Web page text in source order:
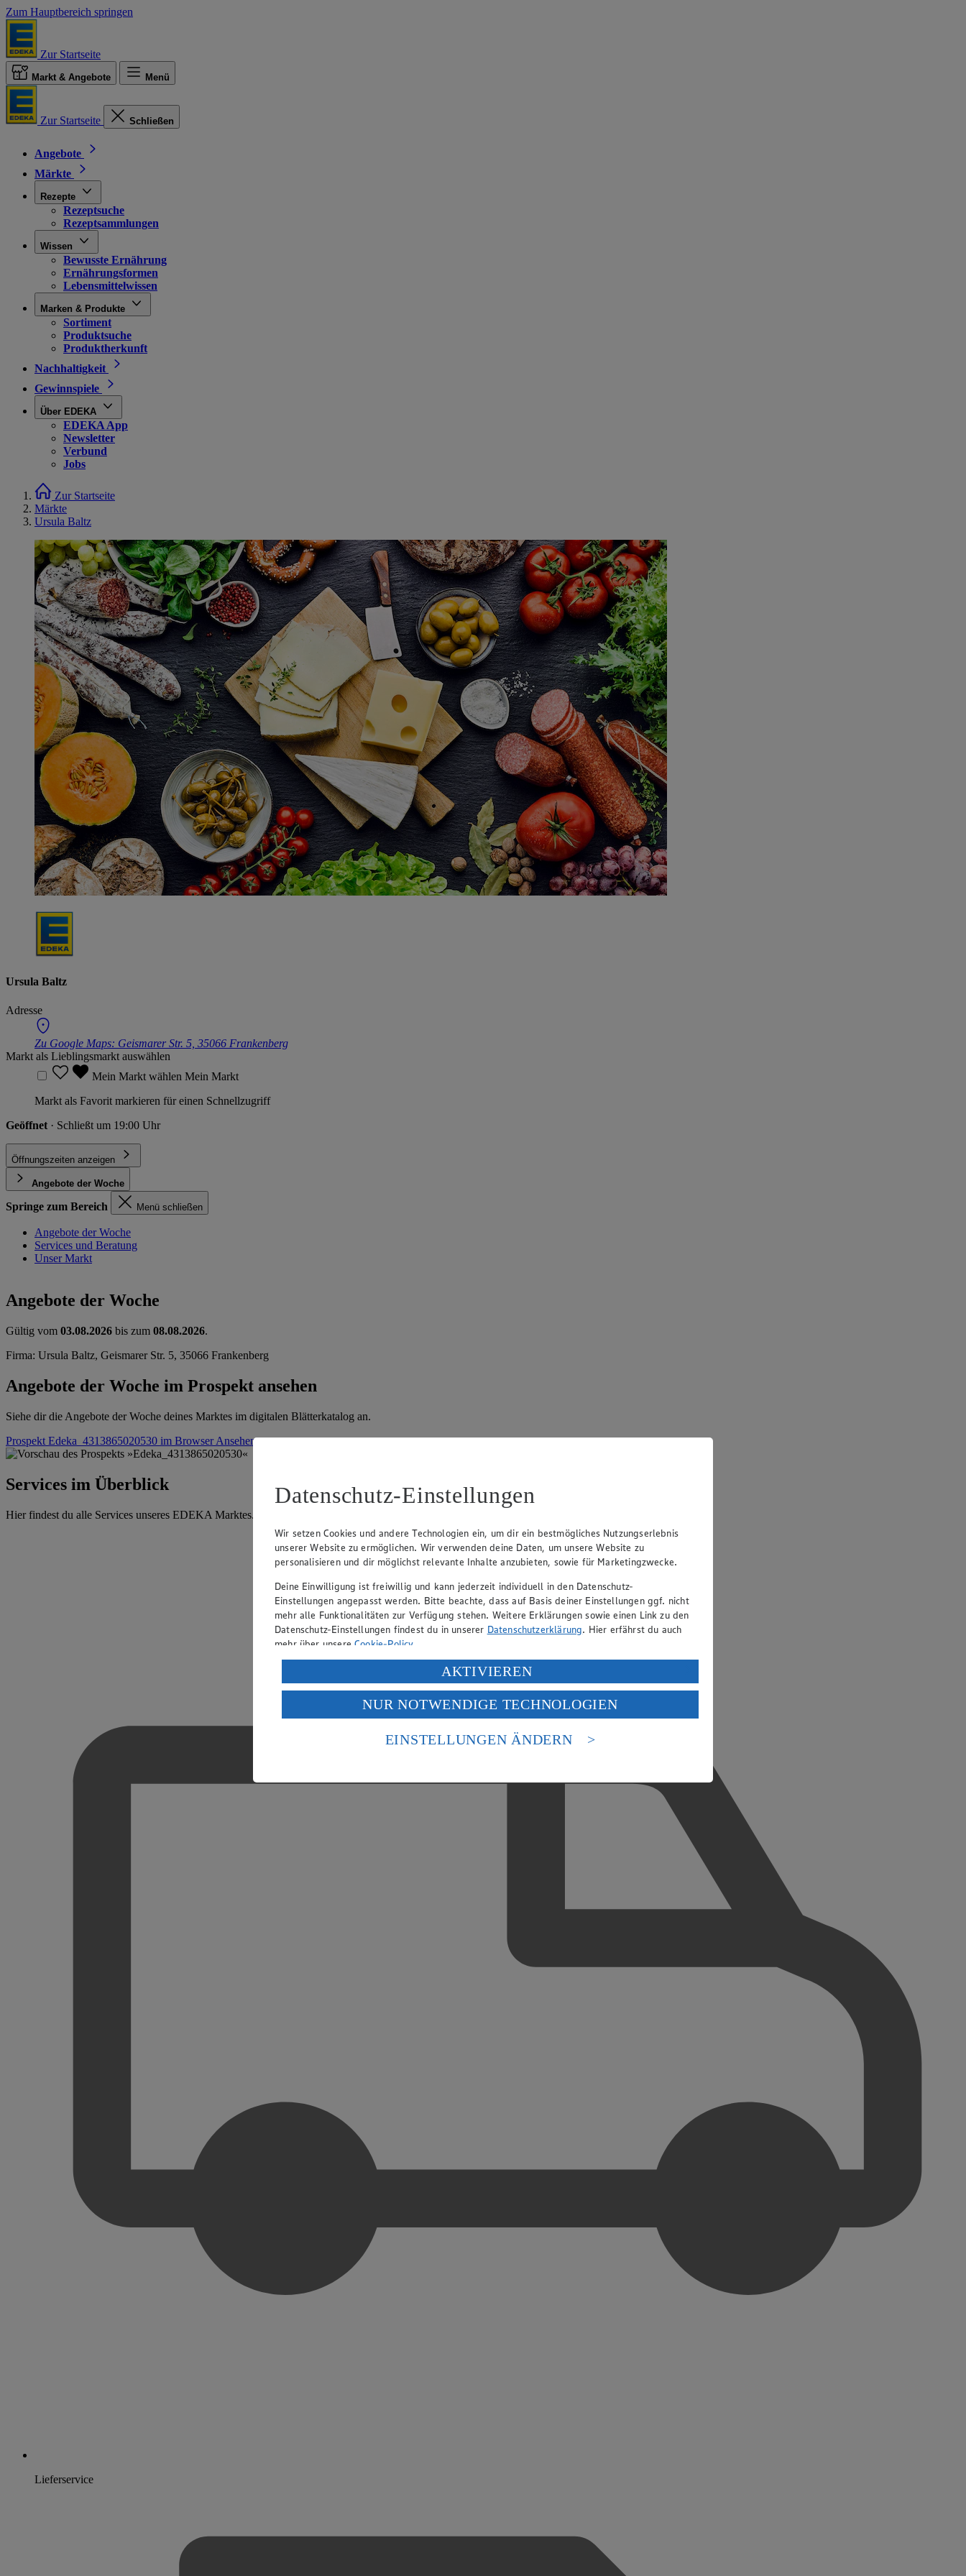
Zum Hauptbereich springen
Zur Startseite
Markt & Angebote Menü
Zur Startseite Schließen
Angebote
Märkte
Rezepte
Rezeptsuche
Rezeptsammlungen
Wissen
Bewusste Ernährung
Ernährungsformen
Lebensmittelwissen
Marken & Produkte
Sortiment
Produktsuche
Produktherkunft
Nachhaltigkeit
Gewinnspiele
Über EDEKA
EDEKA App
Newsletter
Verbund
Jobs
Zur Startseite
Märkte
Ursula Baltz
Ursula Baltz
Adresse
Zu Google Maps: Geismarer Str. 5, 35066 Frankenberg
Markt als Lieblingsmarkt auswählen
Mein Markt wählen Mein Markt
Markt als Favorit markieren für einen Schnellzugriff
Geöffnet · Schließt um 19:00 Uhr
Öffnungszeiten anzeigen
Angebote der Woche
Springe zum Bereich Menü schließen
Angebote der Woche
Services und Beratung
Unser Markt
Angebote der Woche
Gültig vom 03.08.2026 bis zum 08.08.2026.
Firma: Ursula Baltz, Geismarer Str. 5, 35066 Frankenberg
Angebote der Woche im Prospekt ansehen
Siehe dir die Angebote der Woche deines Marktes im digitalen Blätterkatalog an.
Prospekt Edeka_4313865020530 im BrowserAnsehen
Services im Überblick
Hier findest du alle Services unseres EDEKA Marktes.
Lieferservice
Datenschutz-Einstellungen
Wir setzen Cookies und andere Technologien ein, um dir ein bestmögliches Nutzungserlebnis
unserer Website zu ermöglichen. Wir verwenden deine Daten, um unsere Website zu
personalisieren und dir möglichst relevante Inhalte anzubieten, sowie für Marketingzwecke.
Deine Einwilligung ist freiwillig und kann jederzeit individuell in den Datenschutz-
Einstellungen angepasst werden. Bitte beachte, dass auf Basis deiner Einstellungen ggf. nicht
mehr alle Funktionalitäten zur Verfügung stehen. Weitere Erklärungen sowie einen Link zu den
Datenschutz-Einstellungen findest du in unserer Datenschutzerklärung. Hier erfährst du auch
mehr über unsereCookie-Policy.
Verarbeitung deiner personenbezogenen Daten in den USA durch Facebook und YouTube:
Wenn du auf „Aktivieren“ klickst, willigst du im Sinne des Art. 49 Abs. 1 Satz 1 lit. a) DSGVO
ein, dass deine Daten in den USA verarbeitet werden. Der EuGH sieht die USA als Land mit
einem nach europäischen Standards nicht angemessenen Datenschutzniveau an. Es besteht das
Risiko eines Zugriffs durch US-amerikanische Behörden.
AKTIVIEREN
NUR NOTWENDIGE TECHNOLOGIEN
EINSTELLUNGEN ÄNDERN